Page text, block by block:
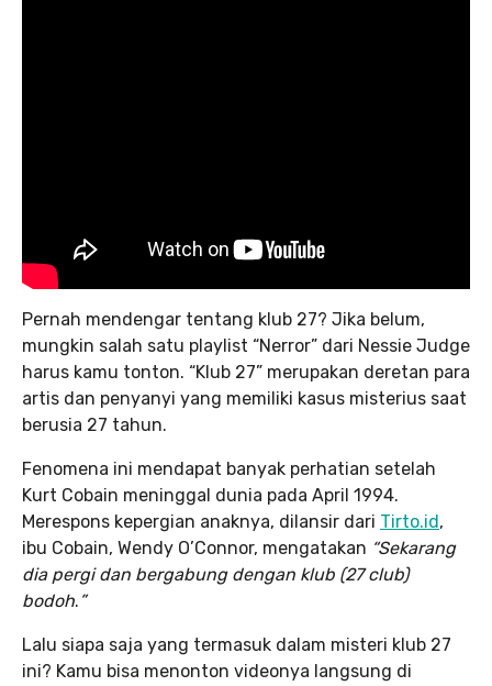
Pernah mendengar tentang klub 27? Jika belum,
mungkin salah satu playlist “Nerror” dari Nessie Judge
harus kamu tonton. “Klub 27” merupakan deretan para
artis dan penyanyi yang memiliki kasus misterius saat
berusia 27 tahun.
Fenomena ini mendapat banyak perhatian setelah
Kurt Cobain meninggal dunia pada April 1994.
Merespons kepergian anaknya, dilansir dari Tirto.id,
ibu Cobain, Wendy O’Connor, mengatakan “Sekarang
dia pergi dan bergabung dengan klub (27 club)
bodoh. ”
Lalu siapa saja yang termasuk dalam misteri klub 27
ini? Kamu bisa menonton videonya langsung di